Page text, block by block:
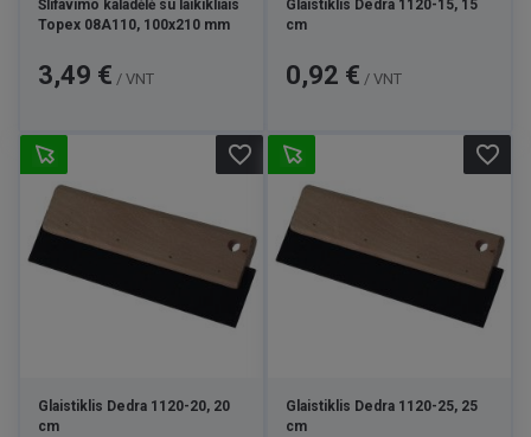
Šlifavimo kaladėlė su laikikliais
Topex 08A110, 100x210 mm
Kaina
3,49 € / VNT
Glaistiklis Dedra 1120-15, 15
cm
Kaina
0,92 € / VNT
Glaistiklis Dedra 1120-20, 20
cm
favorite_border
Glaistiklis Dedra 1120-25, 25
cm
favorite_border